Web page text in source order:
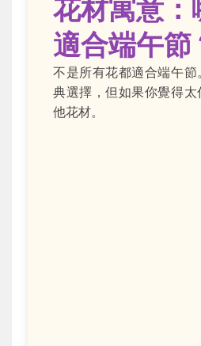
花材寓意：
適合端午節
不是所有花都適合端午
典選擇，但如果你覺得
他花材。